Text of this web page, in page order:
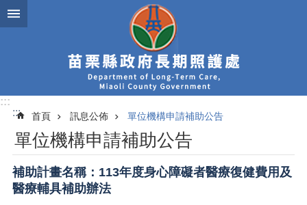
跳到主要內容區塊
:::
:::
首頁 訊息公佈 單位機構申請補助公告
單位機構申請補助公告
補助計畫名稱：113年度身心障礙者醫療復健費用及
醫療輔具補助辦法